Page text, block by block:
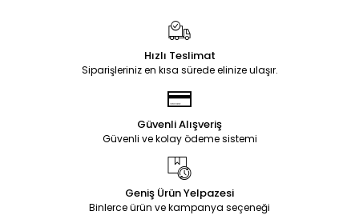
Hızlı Teslimat
Siparişleriniz en kısa sürede elinize ulaşır.
Güvenli Alışveriş
Güvenli ve kolay ödeme sistemi
Geniş Ürün Yelpazesi
Binlerce ürün ve kampanya seçeneği